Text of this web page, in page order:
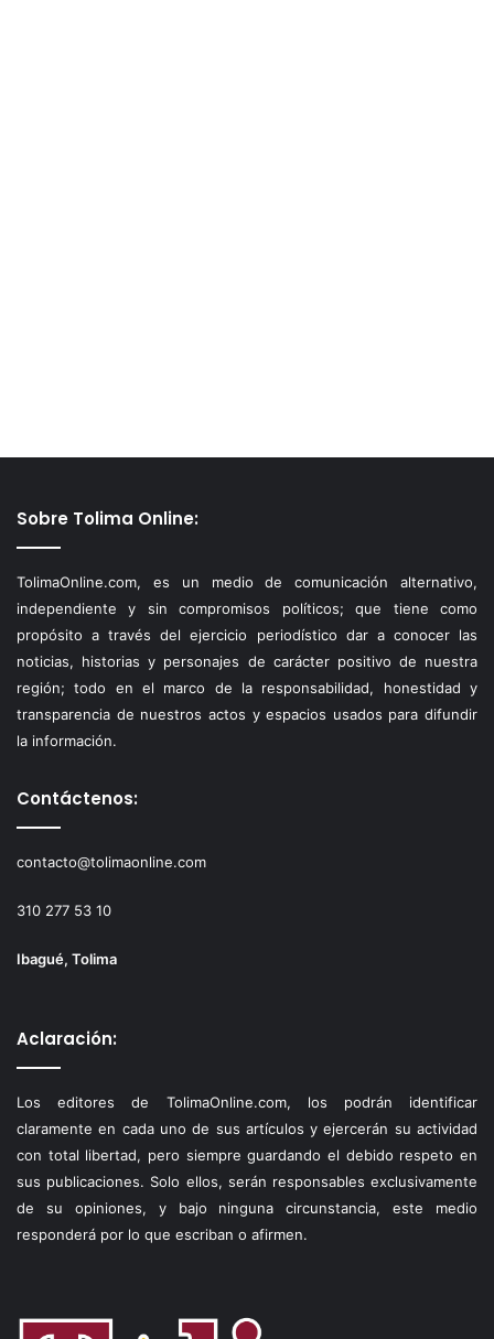
Sobre Tolima Online:
TolimaOnline.com, es un medio de comunicación alternativo,
independiente y sin compromisos políticos; que tiene como
propósito a través del ejercicio periodístico dar a conocer las
noticias, historias y personajes de carácter positivo de nuestra
región; todo en el marco de la responsabilidad, honestidad y
transparencia de nuestros actos y espacios usados para difundir
la información.
Contáctenos:
contacto@tolimaonline.com
310 277 53 10
Ibagué, Tolima
Aclaración:
Los editores de TolimaOnline.com, los podrán identificar
claramente en cada uno de sus artículos y ejercerán su actividad
con total libertad, pero siempre guardando el debido respeto en
sus publicaciones. Solo ellos, serán responsables exclusivamente
de su opiniones, y bajo ninguna circunstancia, este medio
responderá por lo que escriban o afirmen.